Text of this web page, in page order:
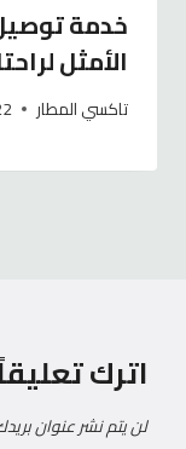
خدمة
الأمثل لراحتك
تاكسي المطار 22
اترك تعليقاً
لن يتم نشر عنوان